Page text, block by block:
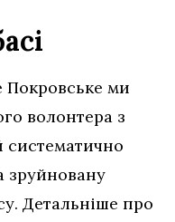
Покровське ми
волонтера з
систематично
зруйновану
Детальніше про